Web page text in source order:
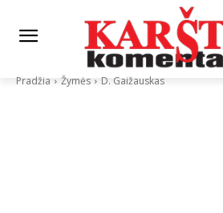
Pradžia Žymės D. Gaižauskas